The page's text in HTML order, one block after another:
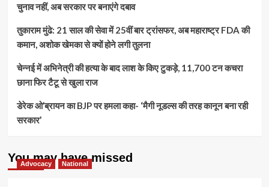
ट्रांसप्लांट
सुविधा
की
बढ़ा
जीएसवीएम
कॉलेज,
शुरू
चुनाव नहीं, अब सरकार पर बनाएंगे दबाव
तुकाराम मुंढे: 21 साल की सेवा में 25वीं बार ट्रांसफर, अब महाराष्ट्र FDA की
कमान, अशोक खेमका से क्यों होने लगी तुलना
चेन्नई में अभिनेत्री की हत्या के बाद लाश के किए टुकड़े, 11,700 टन कचरा
छाना फिर टैटू से खुला राज
डेरेक ओ’ब्रायन का BJP पर हमला कहा- ‘मैगी नूडल्स की तरह कानून बना रही
सरकार’
You may have missed
Advocacy National